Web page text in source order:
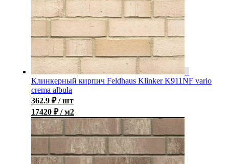
Клинкерный кирпич Feldhaus Klinker K911NF vario
crema albula
362.9 ₽ / шт
17420 ₽ / м2